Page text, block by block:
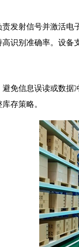
射信号并激活电
识别准确率。设备
信息误读或数据
存策略。